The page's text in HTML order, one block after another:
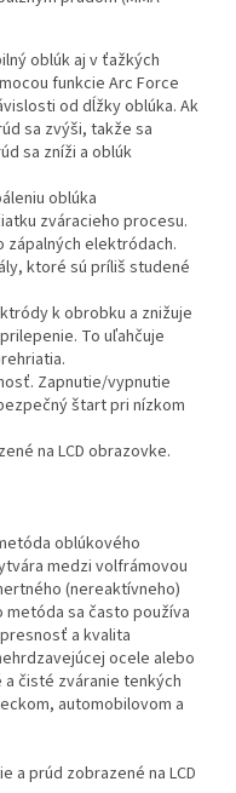
oblúk aj v ťažkých
funkcie Arc Force
od dĺžky oblúka. Ak
sa zvýši, takže sa
sa zníži a oblúk
oblúka
zváracieho procesu.
elektródach.
ktoré sú príliš studené
k obrobku a znižuje
To uľahčuje
Zapnutie/vypnutie
štart pri nízkom
na LCD obrazovke.
oblúkového
medzi volfrámovou
(nereaktívneho)
metóda sa často používa
a kvalita
ocele alebo
a čisté zváranie tenkých
automobilovom a
a prúd zobrazené na LCD